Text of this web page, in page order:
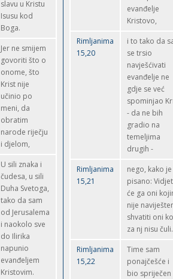
slavu u Kristu
Isusu kod
Boga.
Jer ne smijem
govoriti što o
onome, što
Krist nije
učinio po
meni, da
obratim
narode riječju
i djelom,
U sili znaka i
čudesa, u sili
Duha Svetoga,
tako da sam
od Jerusalema
i naokolo sve
do Ilirika
napunio
evanđeljem
Kristovim.
evanđelje
Kristovo,
Rimljanima
15,20
i to tako da
se trsio
navješćivati
evanđelje ne
gdje se već
spominjao
- da ne bih
gradio na
temeljima
drugih -
Rimljanima
15,21
nego, kako je
pisano: Vidjet
će ga oni
nije
shvatiti oni
za nj nisu čuli.
Rimljanima
15,22
Time sam
ponajčešće i
bio spriječen